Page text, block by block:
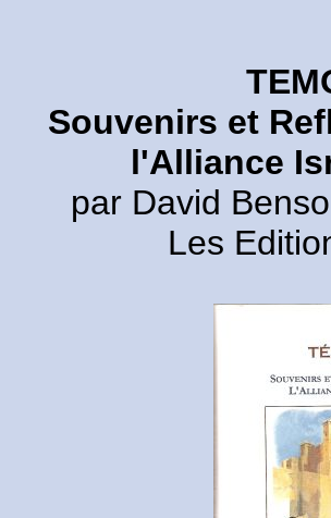
Souvenirs et
l'Alliance
par David
Les